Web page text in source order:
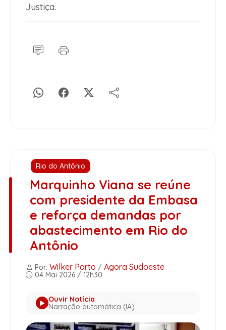
Justiça.
Rio do Antônio
Marquinho Viana se reúne
com presidente da Embasa
e reforça demandas por
abastecimento em Rio do
Antônio
Por: Wilker Porto / Agora Sudoeste
04 Mai 2026 / 12h30
Ouvir Notícia
Narração automática (IA)